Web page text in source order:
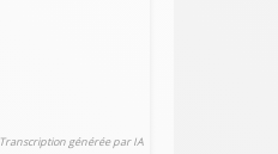
Transcription générée par IA